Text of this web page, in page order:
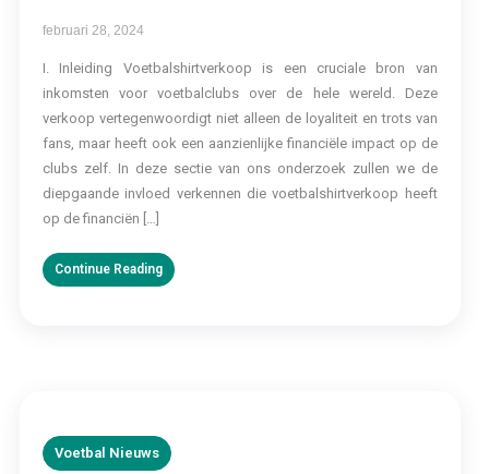
februari 28, 2024
I. Inleiding Voetbalshirtverkoop is een cruciale bron van
inkomsten voor voetbalclubs over de hele wereld. Deze
verkoop vertegenwoordigt niet alleen de loyaliteit en trots van
fans, maar heeft ook een aanzienlijke financiële impact op de
clubs zelf. In deze sectie van ons onderzoek zullen we de
diepgaande invloed verkennen die voetbalshirtverkoop heeft
op de financiën […]
Continue Reading
Voetbal Nieuws